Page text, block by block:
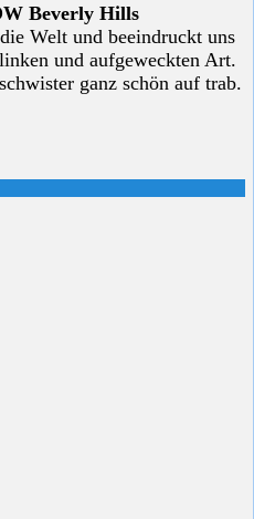
Beverly Hills
Welt und beeindruckt uns
und aufgeweckten Art.
ganz schön auf trab.